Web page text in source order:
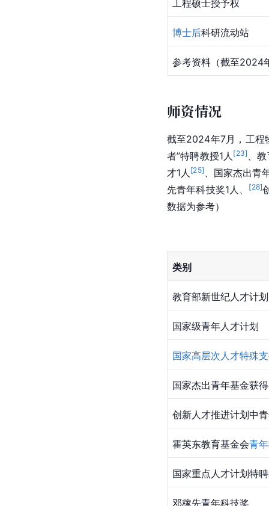
工程硕士授予权
博士后科研流动站
参考资料（截至2024
师资情况
截至2024年7月，工程
者”特聘教授1人 [23]
、
才1人 [25]
、国家杰出青
先青年科技奖1人、
[28]
数据为参考）
类别
教育部新世纪人才计划
国家级青年人才计划
国家高层次人才特殊
国家杰出青年基金获
创新人才推进计划中
霍英东教育基金会青
国家重点人才计划特
邓稼先青年科技奖